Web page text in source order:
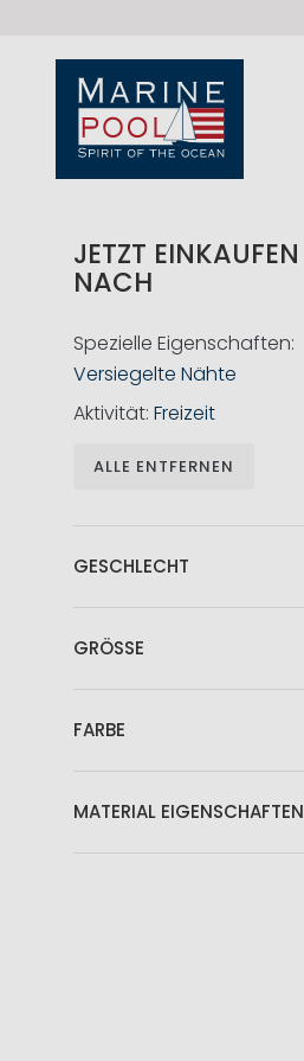
JETZT EINKAUFEN
NACH
Spezielle Eigenschaften
Versiegelte Nähte
Aktivität Freizeit
ALLE ENTFERNEN
GESCHLECHT
GRÖSSE
FARBE
MATERIAL EIGENSCHAFTEN